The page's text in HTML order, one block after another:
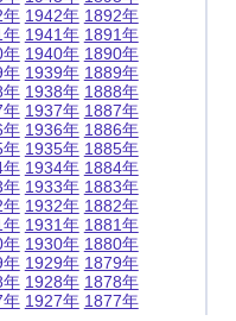
年
年
年
年
年
年
年
年
年
年
年
年
年
年
年
年
1942年
1941年
1940年
1939年
1938年
1937年
1936年
1935年
1934年
1933年
1932年
1931年
1930年
1929年
1928年
1927年
1892年
1891年
1890年
1889年
1888年
1887年
1886年
1885年
1884年
1883年
1882年
1881年
1880年
1879年
1878年
1877年